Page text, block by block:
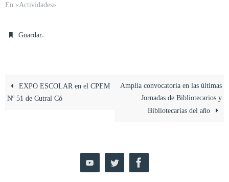
En «Actividades»
Guardar.
EXPO ESCOLAR en el CPEM
Nº 51 de Cutral Có
Amplia convocatoria en las últimas
Jornadas de Bibliotecarios y
Bibliotecarias del año